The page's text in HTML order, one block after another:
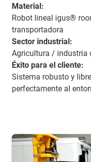
Material:
Robot lineal igus®
transportadora
Sector industrial:
Agricultura / industria
Éxito para el cliente:
Sistema robusto y
perfectamente al